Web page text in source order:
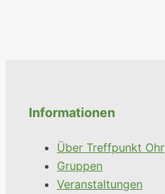
Informationen
Über Treffpunkt Ohr
Gruppen
Veranstaltungen